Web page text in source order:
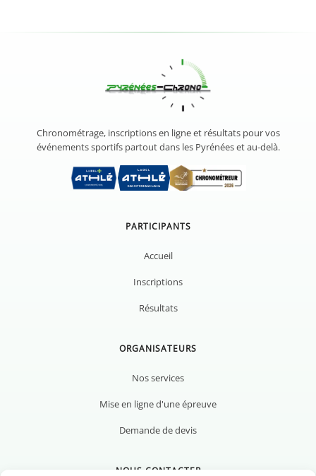
Chronométrage, inscriptions en ligne et résultats pour vos
événements sportifs partout dans les Pyrénées et au-delà.
PARTICIPANTS
Accueil
Inscriptions
Résultats
ORGANISATEURS
Nos services
Mise en ligne d'une épreuve
Demande de devis
NOUS CONTACTER